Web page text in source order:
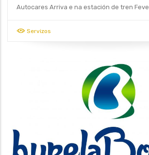
Autocares Arriva e na estación de tren Feve.
Servizos